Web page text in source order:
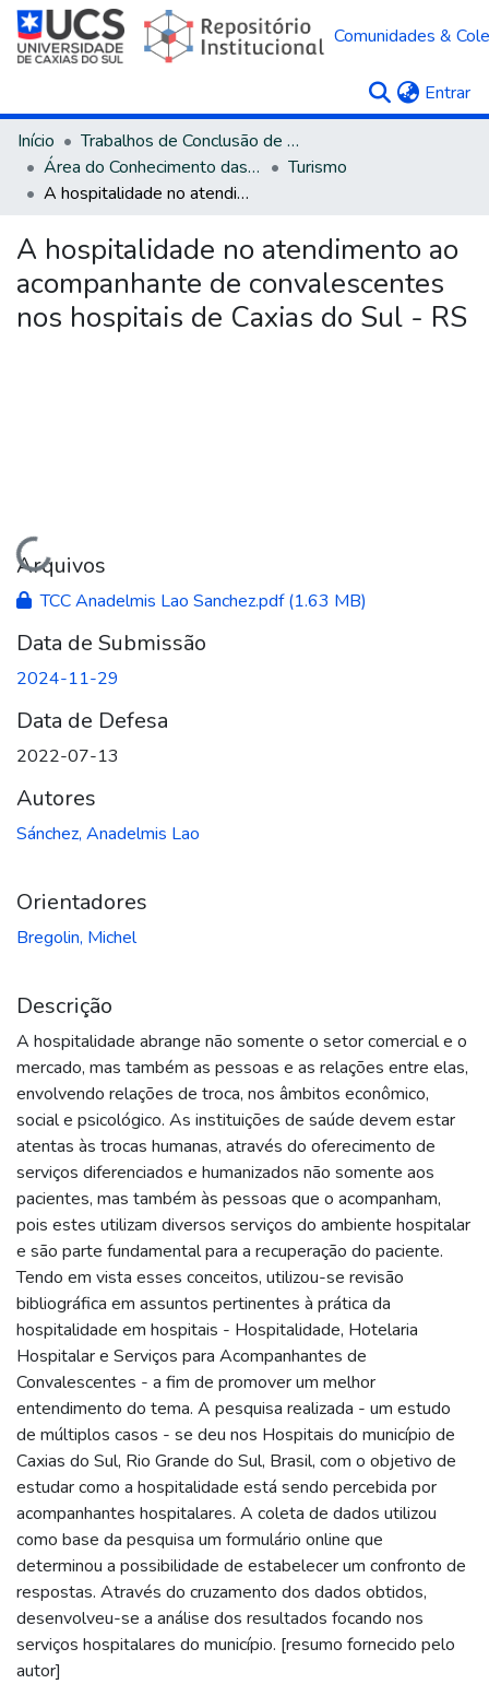
Comunidades &
Entrar
Início
Trabalhos de Conclusão de Curso
Área do Conhecimento das Ciências Sociais Aplicadas
Turismo
A hospitalidade no atendimento ao acompanhante de convalescentes nos hospitais de Caxias do Sul - RS
A hospitalidade no atendimento ao
acompanhante de convalescentes
nos hospitais de Caxias do Sul - RS
Carregando...
Arquivos
TCC Anadelmis Lao Sanchez.pdf(1.63 MB)
Data de Submissão
2024-11-29
Data de Defesa
2022-07-13
Autores
Sánchez, Anadelmis Lao
Orientadores
Bregolin, Michel
Descrição
A hospitalidade abrange não somente o setor comercial e o
mercado, mas também as pessoas e as relações entre elas,
envolvendo relações de troca, nos âmbitos econômico,
social e psicológico. As instituições de saúde devem estar
atentas às trocas humanas, através do oferecimento de
serviços diferenciados e humanizados não somente aos
pacientes, mas também às pessoas que o acompanham,
pois estes utilizam diversos serviços do ambiente hospitalar
e são parte fundamental para a recuperação do paciente.
Tendo em vista esses conceitos, utilizou-se revisão
bibliográfica em assuntos pertinentes à prática da
hospitalidade em hospitais - Hospitalidade, Hotelaria
Hospitalar e Serviços para Acompanhantes de
Convalescentes - a fim de promover um melhor
entendimento do tema. A pesquisa realizada - um estudo
de múltiplos casos - se deu nos Hospitais do município de
Caxias do Sul, Rio Grande do Sul, Brasil, com o objetivo de
estudar como a hospitalidade está sendo percebida por
acompanhantes hospitalares. A coleta de dados utilizou
como base da pesquisa um formulário online que
determinou a possibilidade de estabelecer um confronto de
respostas. Através do cruzamento dos dados obtidos,
desenvolveu-se a análise dos resultados focando nos
serviços hospitalares do município. [resumo fornecido pelo
autor]